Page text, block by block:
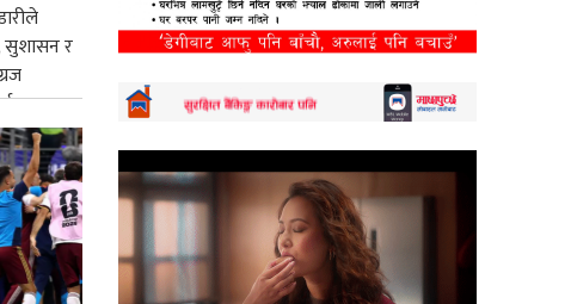
सुशासन र
आत्मसात्